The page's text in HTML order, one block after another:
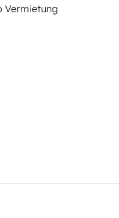
Vermietung